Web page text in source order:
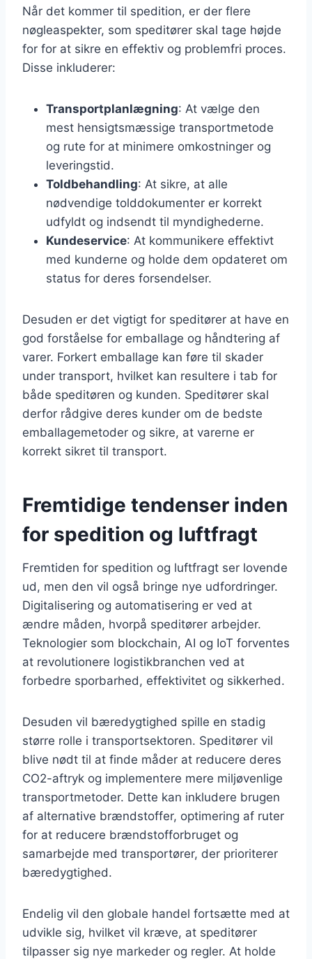
Når det kommer til spedition, er der flere
nøgleaspekter, som speditører skal tage højde
for for at sikre en effektiv og problemfri proces.
Disse inkluderer:
Transportplanlægning: At vælge den
mest hensigtsmæssige transportmetode
og rute for at minimere omkostninger og
leveringstid.
Toldbehandling: At sikre, at alle
nødvendige tolddokumenter er korrekt
udfyldt og indsendt til myndighederne.
Kundeservice: At kommunikere effektivt
med kunderne og holde dem opdateret om
status for deres forsendelser.
Desuden er det vigtigt for speditører at have en
god forståelse for emballage og håndtering af
varer. Forkert emballage kan føre til skader
under transport, hvilket kan resultere i tab for
både speditøren og kunden. Speditører skal
derfor rådgive deres kunder om de bedste
emballagemetoder og sikre, at varerne er
korrekt sikret til transport.
Fremtidige tendenser inden
for spedition og luftfragt
Fremtiden for spedition og luftfragt ser lovende
ud, men den vil også bringe nye udfordringer.
Digitalisering og automatisering er ved at
ændre måden, hvorpå speditører arbejder.
Teknologier som blockchain, AI og IoT forventes
at revolutionere logistikbranchen ved at
forbedre sporbarhed, effektivitet og sikkerhed.
Desuden vil bæredygtighed spille en stadig
større rolle i transportsektoren. Speditører vil
blive nødt til at finde måder at reducere deres
CO2-aftryk og implementere mere miljøvenlige
transportmetoder. Dette kan inkludere brugen
af alternative brændstoffer, optimering af ruter
for at reducere brændstofforbruget og
samarbejde med transportører, der prioriterer
bæredygtighed.
Endelig vil den globale handel fortsætte med at
udvikle sig, hvilket vil kræve, at speditører
tilpasser sig nye markeder og regler. At holde